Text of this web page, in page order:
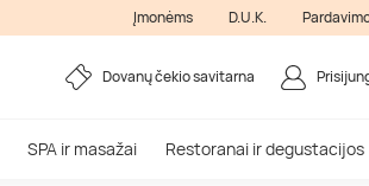
Įmonėms D.U.K.
Dovanų čekio savitarna
SPA ir masažai Restoranai ir degustacijos